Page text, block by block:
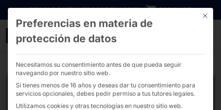
Ir directamente al contenido
DESCARGASINVERSORESCARRERA B2B SHOP
PC industrial táctil IP69K
Este
Preferencias en materia de
protección de datos
Necesitamos su consentimiento antes de que pueda seguir
navegando por nuestro sitio web.
Si tienes menos de 16 años y deseas dar tu consentimiento para
servicios opcionales, debes pedir permiso a tus tutores legales.
Utilizamos cookies y otras tecnologías en nuestro sitio web.